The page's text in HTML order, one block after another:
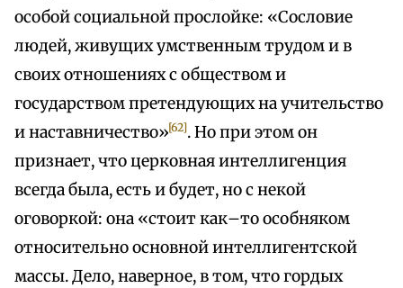
особой социальной прослойке: «Сословие
людей, живущих умственным трудом и в
своих отношениях с обществом и
государством претендующих на учительство
и наставничество»[62]. Но при этом он
признает, что церковная интеллигенция
всегда была, есть и будет, но с некой
оговоркой: она «стоит как–то особняком
относительно основной интеллигентской
массы. Дело, наверное, в том, что гордых